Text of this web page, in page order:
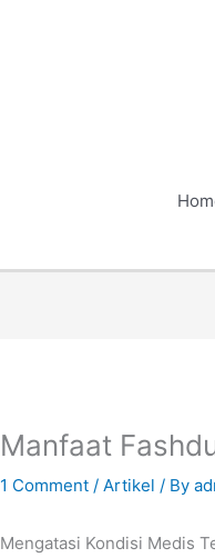
Manfaat
1 Comment /Artikel / By
Mengatasi Kondisi Medis